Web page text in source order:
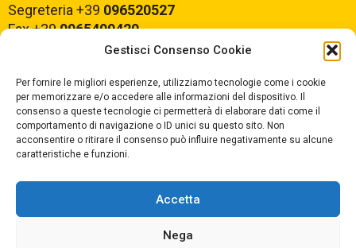
Gestisci Consenso Cookie
Per fornire le migliori esperienze, utilizziamo tecnologie come i cookie
per memorizzare e/o accedere alle informazioni del dispositivo. Il
consenso a queste tecnologie ci permetterà di elaborare dati come il
comportamento di navigazione o ID unici su questo sito. Non
acconsentire o ritirare il consenso può influire negativamente su alcune
caratteristiche e funzioni.
Accetta
Nega
Segreteria +39 096520527
Fax +390965499420
E-mail: rcvc010005@istruzione.it
PEC:rcvc010005@pec.istruzione.it
ORARIO DI APERTURA
Dal lunedì al Venerdì
dalle ore 07,00 alle ore 18,30